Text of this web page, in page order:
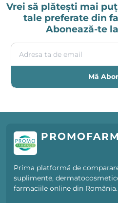
Vrei să plătești mai
tale preferate din
Abonează-te
Adresa ta de email
Mă
Prima platformă de
suplimente,
farmaciile online din România.